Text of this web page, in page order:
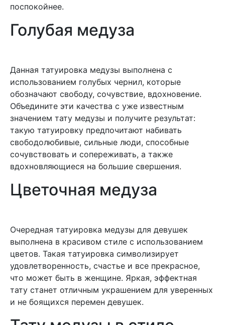
поспокойнее.
Голубая медуза
Данная татуировка медузы выполнена с
использованием голубых чернил, которые
обозначают свободу, сочувствие, вдохновение.
Объедините эти качества с уже известным
значением тату медузы и получите результат:
такую татуировку предпочитают набивать
свободолюбивые, сильные люди, способные
сочувствовать и сопереживать, а также
вдохновляющиеся на большие свершения.
Цветочная медуза
Очередная татуировка медузы для девушек
выполнена в красивом стиле с использованием
цветов. Такая татуировка символизирует
удовлетворенность, счастье и все прекрасное,
что может быть в женщине. Яркая, эффектная
тату станет отличным украшением для уверенных
и не боящихся перемен девушек.